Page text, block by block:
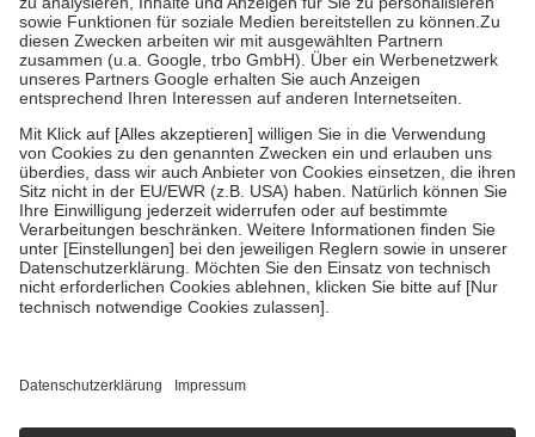
Bei Heilmitteln und häuslicher Krankenpflege beträgt die
Zuzahlung zehn Prozent der Kosten sowie zehn Euro je
Verordnung.
Um das Engagement der Versicherten für ihre eigene Gesundheit zu
stärken und die besondere Stellung der Familie zu unterstützen,
fallenkeine Zuzahlungenan bei:
• Kindern und Jugendlichen bis zum vollendeten 18. Lebensjahr
mit Ausnahme der Fahrkosten
• Untersuchungen zur Vorsorge und Früherkennung, die von der
GKV getragen werden
• empfohlenen Schutzimpfungen
• Harn- und Blutteststreifen
getroffen, um sicherzustellen, dass es sich um echte Bewertungen
https://help.etrusted.com/hc/de/articles/4419944605341